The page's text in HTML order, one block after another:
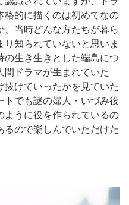
格的に描くのは初めてなの
、当時どんな方たちが暮ら
り知られていないと思いま
の生き生きとした端島につ
間ドラマが生まれていた
けていったかを見ていた
トでも謎の婦人・いづみ役
ように役を作られているの
ので楽しんでいただけた